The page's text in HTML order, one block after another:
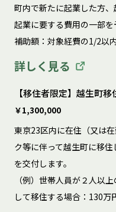
町内で新たに起業した方、
起業に要する費用の一部を
補助額：対象経費の1/2以
詳しく見る
【移住者限定】越生町
￥1,300,000
東京23区内に在住（又は
ク等に伴って越生町に移
を交付します。
（例）世帯人員が２人以
して移住する場合：130万